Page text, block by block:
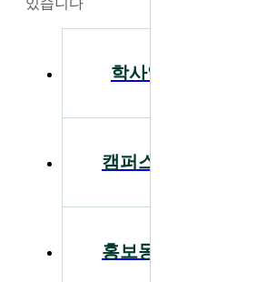
학사일정
캠퍼스투어
홍보동영상